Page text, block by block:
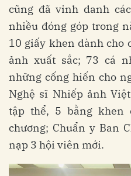
cũng đã vinh danh
nhiều đóng góp trong
10 giấy khen dành cho
ảnh xuất sắc; 73 cá
những cống hiến cho
Nghệ sĩ Nhiếp ảnh
tập thể, 5 bằng
chương; Chuẩn y Ban
nạp 3 hội viên mới.